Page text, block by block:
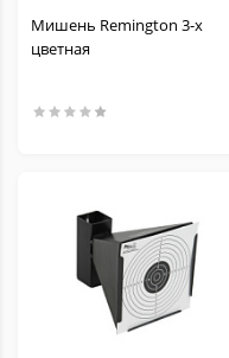
Мишень Remington 3-х
цветная